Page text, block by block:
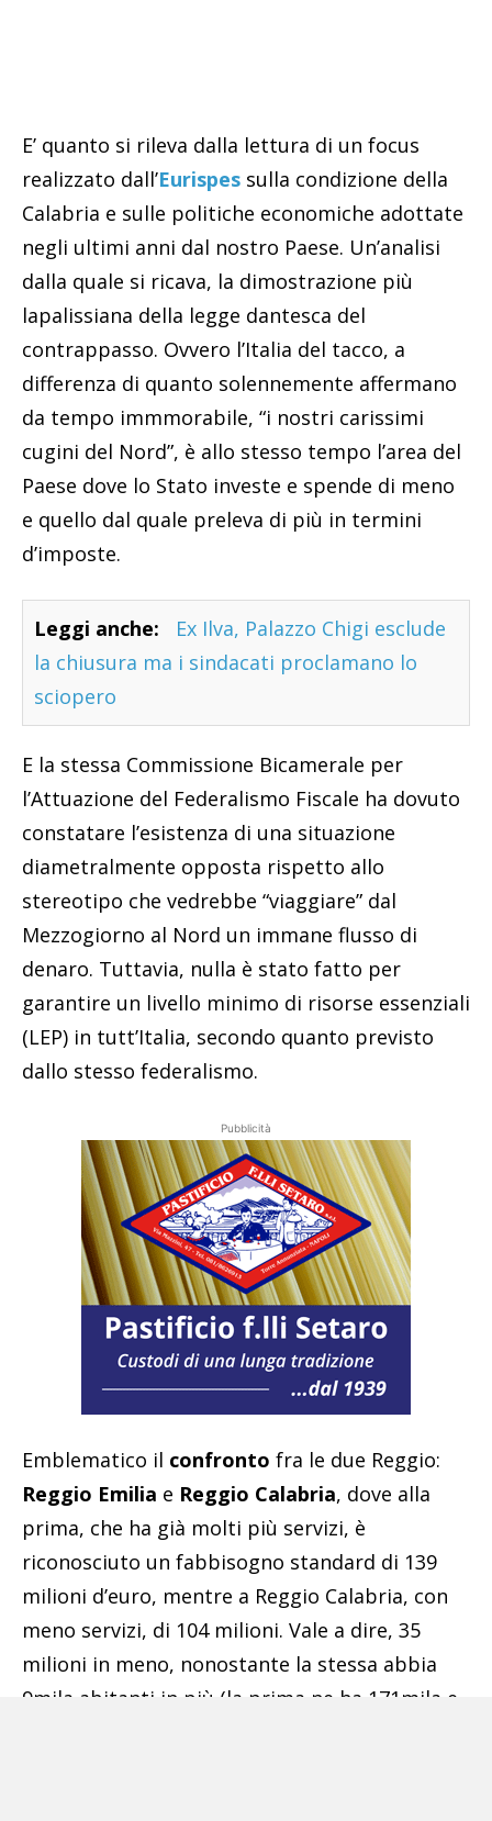
E’ quanto si rileva dalla lettura di un focus
realizzato dall’Eurispes sulla condizione della
Calabria e sulle politiche economiche adottate
negli ultimi anni dal nostro Paese. Un’analisi
dalla quale si ricava, la dimostrazione più
lapalissiana della legge dantesca del
contrappasso. Ovvero l’Italia del tacco, a
differenza di quanto solennemente affermano
da tempo immmorabile, “i nostri carissimi
cugini del Nord”, è allo stesso tempo l’area del
Paese dove lo Stato investe e spende di meno
e quello dal quale preleva di più in termini
d’imposte.
Leggi anche:
Ex Ilva, Palazzo Chigi esclude
la chiusura ma i sindacati proclamano lo
sciopero
E la stessa Commissione Bicamerale per
l’Attuazione del Federalismo Fiscale ha dovuto
constatare l’esistenza di una situazione
diametralmente opposta rispetto allo
stereotipo che vedrebbe “viaggiare” dal
Mezzogiorno al Nord un immane flusso di
denaro. Tuttavia, nulla è stato fatto per
garantire un livello minimo di risorse essenziali
(LEP) in tutt’Italia, secondo quanto previsto
dallo stesso federalismo.
Pubblicità
Emblematico il confronto fra le due Reggio:
Reggio Emilia e Reggio Calabria, dove alla
prima, che ha già molti più servizi, è
riconosciuto un fabbisogno standard di 139
milioni d’euro, mentre a Reggio Calabria, con
meno servizi, di 104 milioni. Vale a dire, 35
milioni in meno, nonostante la stessa abbia
9mila abitanti in più (la prima ne ha 171mila e